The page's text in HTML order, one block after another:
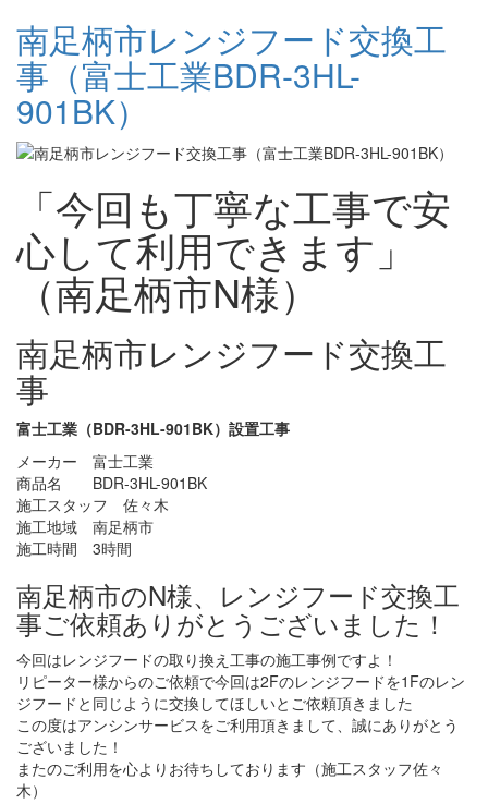
南足柄市レンジフード交換工
事（富士工業BDR-3HL-
901BK）
「今回も丁寧な工事で安
心して利用できます」
（南足柄市N様）
南足柄市レンジフード交換工
事
富士工業（BDR-3HL-901BK）設置工事
メーカー 富士工業
商品名 BDR-3HL-901BK
施工スタッフ 佐々木
施工地域 南足柄市
施工時間 3時間
南足柄市のN様、レンジフード交換工
事ご依頼ありがとうございました！
今回はレンジフードの取り換え工事の施工事例ですよ！
リピーター様からのご依頼で今回は2Fのレンジフードを1Fのレン
ジフードと同じように交換してほしいとご依頼頂きました
この度はアンシンサービスをご利用頂きまして、誠にありがとう
ございました！
またのご利用を心よりお待ちしております（施工スタッフ佐々
木）